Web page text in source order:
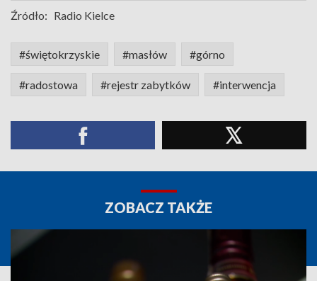
Źródło: Radio Kielce
#świętokrzyskie #masłów #górno
#radostowa #rejestr zabytków #interwencja
ZOBACZ TAKŻE